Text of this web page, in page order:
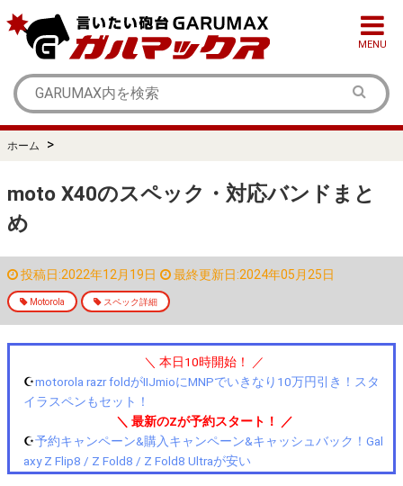
MENU
ホーム >
moto X40のスペック・対応バンドまと
め
投稿日:2022年12月19日 最終更新日:2024年05月25日
Motorola スペック詳細
＼ 本日10時開始！ ／
☪️motorola razr foldがIIJmioにMNPでいきなり10万円引き！スタ
イラスペンもセット！
＼ 最新のZが予約スタート！ ／
☪️予約キャンペーン&購入キャンペーン&キャッシュバック！Gal
axy Z Flip8 / Z Fold8 / Z Fold8 Ultraが安い